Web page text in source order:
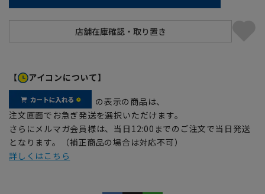
【 アイコンについて】
の表示の商品は、
注文画面でお急ぎ発送を選択いただけます。
さらにメルマガ会員様は、当日12:00までのご注文で当日発送
となります。（補正商品の場合は対応不可）
詳しくはこちら